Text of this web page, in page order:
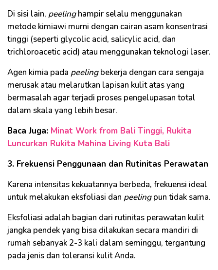
Di sisi lain, peelinghampir selalu menggunakan
metode kimiawi murni dengan cairan asam konsentrasi
tinggi (seperti glycolic acid, salicylic acid, dan
trichloroacetic acid) atau menggunakan teknologi laser.
Agen kimia pada peelingbekerja dengan cara sengaja
merusak atau melarutkan lapisan kulit atas yang
bermasalah agar terjadi proses pengelupasan total
dalam skala yang lebih besar.
Baca Juga: Minat Work from Bali Tinggi, Rukita
Luncurkan Rukita Mahina Living Kuta Bali
3. Frekuensi Penggunaan dan Rutinitas Perawatan
Karena intensitas kekuatannya berbeda, frekuensi ideal
untuk melakukan eksfoliasi dan peelingpun tidak sama.
Eksfoliasi adalah bagian dari rutinitas perawatan kulit
jangka pendek yang bisa dilakukan secara mandiri di
rumah sebanyak 2-3 kali dalam seminggu, tergantung
pada jenis dan toleransi kulit Anda.